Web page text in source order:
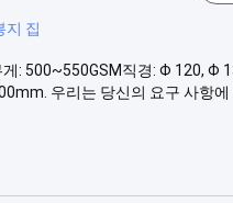
지 집
: 500~550GSM직경: Φ 120,
우리는 당신의 요구 사항